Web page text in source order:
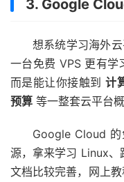
3. Google
想系统学习海外
一台免费 VPS 更有学
而是能让你接触到计
预算 等一整套云平台概
Google Cloud
源，拿来学习 Linux、
文档比较完善，网上